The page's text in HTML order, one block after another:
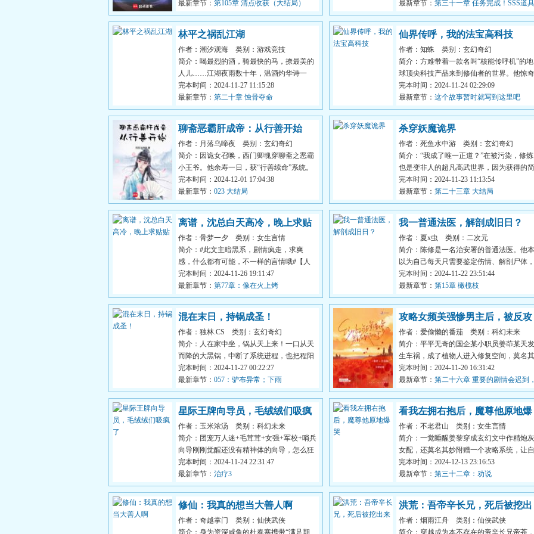
最新章节： 第105章 清点收获（大结局）
最新章节： 第三十一章 任务完成！SSS道
数据单
林平之祸乱江湖
作者：潮汐观海
类别：游戏竞技
简介：喝最烈的酒，骑最快的马，撩最美的
人儿……江湖夜雨数十年，温酒灼华诗一
篇。再回首，已是绝巅。...
完本时间：2024-11-27 11:15:28
最新章节： 第二十章 蚀骨夺命
仙界传呼，我的法宝高科技
作者：知蛛
类别：玄幻奇幻
简介：方难带着一款名叫“核能传呼机”的地
球顶尖科技产品来到修仙者的世界。他惊奇
的发现，传呼机中竟然...
完本时间：2024-11-24 02:29:09
最新章节： 这个故事暂时就写到这里吧
聊斋恶霸肝成帝：从行善开始
作者：月落乌啼夜
类别：玄幻奇幻
简介：因诡女召唤，西门卿魂穿聊斋之恶霸
小王爷。他余寿一日，获“行善续命”系统。
逼爷行善？神经病吗？...
完本时间：2024-12-01 17:04:38
最新章节： 023 大结局
杀穿妖魔诡界
作者：死鱼水中游
类别：玄幻奇幻
简介：“我成了唯一正道？”在被污染，修炼
也是变非人的超凡高武世界，因为获得的简
化面板消除了修炼代价...
完本时间：2024-11-23 11:13:54
最新章节： 第二十三章 大结局
离谱，沈总白天高冷，晚上求贴
贴
作者：骨梦一夕
类别：女生言情
简介：#此文主暗黑系，剧情疯走，求爽
感，什么都有可能，不一样的言情哦#【人
间清醒.可盐可甜.极度偏执....
完本时间：2024-11-26 19:11:47
最新章节： 第77章：像在火上烤
我一普通法医，解剖成旧日？
作者：夏x虫
类别：二次元
简介：陈修是一名治安署的普通法医。他本
以为自己每天只需要鉴定伤情、解剖尸体，
结果突然有一天，送来一...
完本时间：2024-11-22 23:51:44
最新章节： 第15章 橄榄枝
混在末日，持锅成圣！
作者：独林.CS
类别：玄幻奇幻
简介：人在家中坐，锅从天上来！一口从天
而降的大黑锅，中断了系统进程，也把程阳
送回天灾出现前两个月，...
完本时间：2024-11-27 00:22:27
最新章节： 057：驴布异常；下雨
攻略女频美强惨男主后，被反攻
了
作者：爱偷懒的番茄
类别：科幻未来
简介：平平无奇的国企某小职员姜茚某天发
生车祸，成了植物人进入修复空间，莫名其
妙跳出来一个不靠谱的系...
完本时间：2024-11-20 16:31:42
最新章节： 第二十六章 重要的剧情会迟到，
但不会缺席
星际王牌向导员，毛绒绒们吸疯
了
作者：玉米浓汤
类别：科幻未来
简介：团宠万人迷+毛茸茸+女强+军校+哨兵
向导刚刚觉醒还没有精神体的向导，怎么狂
开救活kpi！手无缚鸡之...
完本时间：2024-11-24 22:31:47
最新章节： 治疗3
看我左拥右抱后，魔尊他原地爆
哭
作者：不老君山
类别：女生言情
简介：一觉睡醒姜黎穿成玄幻文中作精炮灰
女配，还莫名其妙附赠一个攻略系统，让自
己跟女主抢男人，这不是...
完本时间：2024-12-13 23:16:53
最新章节： 第三十二章：劝说
修仙：我真的想当大善人啊
作者：奇越掌门
类别：仙侠武侠
简介：身为资深咸鱼的杜春寒携带“满足期
洪荒：吾帝辛长兄，死后被挖出
来
作者：烟雨江舟
类别：仙侠武侠
简介：穿越成为本不存在的帝辛长兄帝苍，